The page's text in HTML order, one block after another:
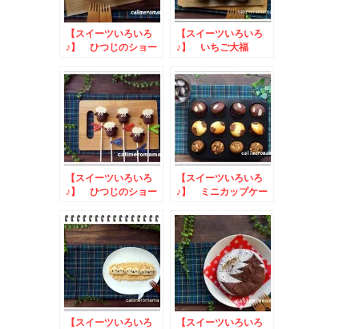
【スイーツいろいろ
♪】 ひつじのショー
【スイーツいろいろ
♪】 いちご大福
【スイーツいろいろ
♪】 ひつじのショー
ック
【スイーツいろいろ
♪】 ミニカップケー
【スイーツいろいろ
【スイーツいろいろ